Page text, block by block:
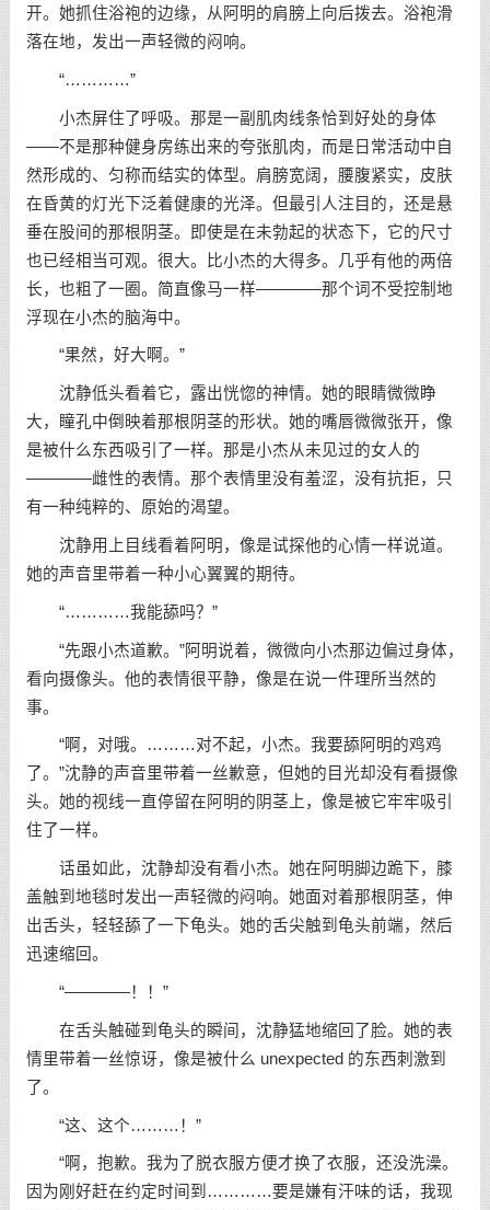
开。她抓住浴袍的边缘，从阿明的肩膀上向后拨去。浴袍滑
落在地，发出一声轻微的闷响。
“…………”
小杰屏住了呼吸。那是一副肌肉线条恰到好处的身体
——不是那种健身房练出来的夸张肌肉，而是日常活动中自
然形成的、匀称而结实的体型。肩膀宽阔，腰腹紧实，皮肤
在昏黄的灯光下泛着健康的光泽。但最引人注目的，还是悬
垂在股间的那根阴茎。即使是在未勃起的状态下，它的尺寸
也已经相当可观。很大。比小杰的大得多。几乎有他的两倍
长，也粗了一圈。简直像马一样————那个词不受控制地
浮现在小杰的脑海中。
“果然，好大啊。”
沈静低头看着它，露出恍惚的神情。她的眼睛微微睁
大，瞳孔中倒映着那根阴茎的形状。她的嘴唇微微张开，像
是被什么东西吸引了一样。那是小杰从未见过的女人的
————雌性的表情。那个表情里没有羞涩，没有抗拒，只
有一种纯粹的、原始的渴望。
沈静用上目线看着阿明，像是试探他的心情一样说道。
她的声音里带着一种小心翼翼的期待。
“…………我能舔吗？”
“先跟小杰道歉。”阿明说着，微微向小杰那边偏过身体，
看向摄像头。他的表情很平静，像是在说一件理所当然的
事。
“啊，对哦。………对不起，小杰。我要舔阿明的鸡鸡
了。”沈静的声音里带着一丝歉意，但她的目光却没有看摄像
头。她的视线一直停留在阿明的阴茎上，像是被它牢牢吸引
住了一样。
话虽如此，沈静却没有看小杰。她在阿明脚边跪下，膝
盖触到地毯时发出一声轻微的闷响。她面对着那根阴茎，伸
出舌头，轻轻舔了一下龟头。她的舌尖触到龟头前端，然后
迅速缩回。
“————！！”
在舌头触碰到龟头的瞬间，沈静猛地缩回了脸。她的表
情里带着一丝惊讶，像是被什么 unexpected 的东西刺激到
了。
“这、这个………！”
“啊，抱歉。我为了脱衣服方便才换了衣服，还没洗澡。
因为刚好赶在约定时间到…………要是嫌有汗味的话，我现